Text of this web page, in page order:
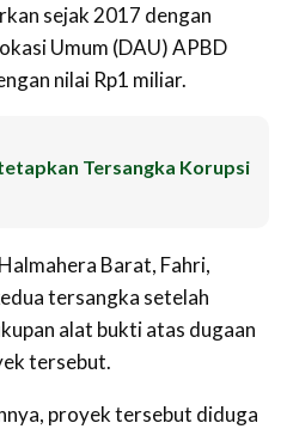
sejak 2017 dengan
Umum (DAU) APBD
nilai Rp1 miliar.
Tersangka Korupsi
Barat, Fahri,
tersangka setelah
alat bukti atas dugaan
tersebut.
proyek tersebut diduga